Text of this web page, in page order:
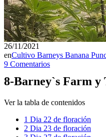
26/11/2021
enCultivo Barneys Banana
9 Comentarios
8-Barney`s Farm y
Ver la tabla de contenidos
1 Dia 22 de floración
2 Dia 23 de floración